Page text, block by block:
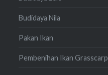
Budidaya Nila
Pakan Ikan
Pembenihan Ikan Grasscarp